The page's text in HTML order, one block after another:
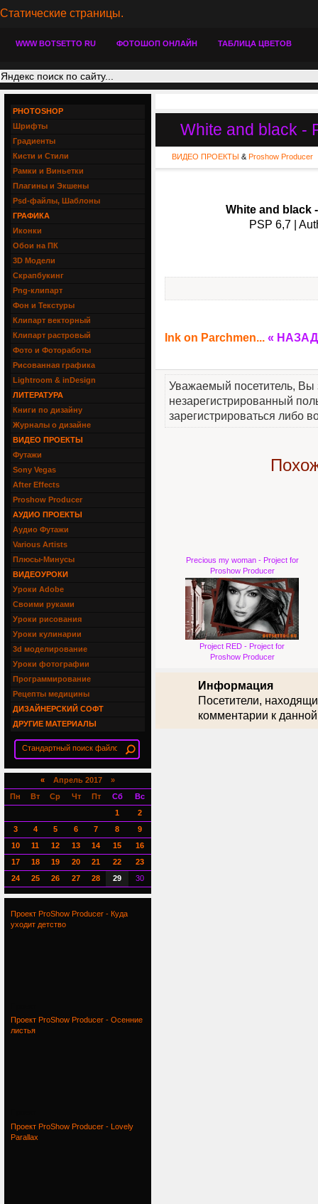
Статические страницы.
WWW BOTSETTO RU ФОТОШОП ОНЛАЙН ТАБЛИЦА ЦВЕТОВ
White and black -
ВИДЕО ПРОЕКТЫ & Proshow Producer
White and black
PSP 6,7 |
Ink on Parchmen... « НАЗАД
Уважаемый посетитель, Вы
незарегистрированный
зарегистрироваться либо
Precious my woman - Project for
Proshow Producer
Project RED - Project for
Proshow Producer
Информация
Посетители,
комментарии к
PHOTOSHOP
Шрифты
Градиенты
Кисти и Стили
Рамки и Виньетки
Плагины и Экшены
Psd-файлы, Шаблоны
ГРАФИКА
Иконки
Обои на ПК
3D Модели
Скрапбукинг
Png-клипарт
Фон и Текстуры
Клипарт векторный
Клипарт растровый
Фото и Фотоработы
Рисованная графика
Lightroom & inDesign
ЛИТЕРАТУРА
Книги по дизайну
Журналы о дизайне
ВИДЕО ПРОЕКТЫ
Футажи
Sony Vegas
After Effects
Proshow Producer
АУДИО ПРОЕКТЫ
Аудио Футажи
Various Artists
Плюсы-Минусы
ВИДЕОУРОКИ
Уроки Adobe
Своими руками
Уроки рисования
Уроки кулинарии
3d моделирование
Уроки фотографии
Программирование
Рецепты медицины
ДИЗАЙНЕРСКИЙ СОФТ
ДРУГИЕ МАТЕРИАЛЫ
« Апрель 2017 »
Пн
Вт Ср Чт Пт Сб
Вс
1
2
3
4 5 6 7 8
9
10
11 12 13 14 15
16
17
18 19 20 21 22
23
24
25 26 27 28 29 30
Проект ProShow Producer - Куда
уходит детство
Проект ProShow Producer - Осенние
листья
Проект ProShow Producer - Lovely
Parallax